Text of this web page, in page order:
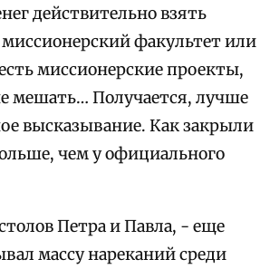
действительно взять
факультет или
миссионерские проекты,
мешать… Получается, лучше
высказывание. Как закрыли
чем у официального
Петра и Павла, - еще
массу нареканий среди